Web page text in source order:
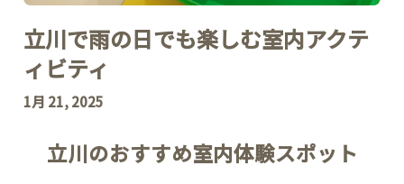
立川で雨の日でも楽しむ室内アクテ
ィビティ
1月 21, 2025
立川のおすすめ室内体験スポット